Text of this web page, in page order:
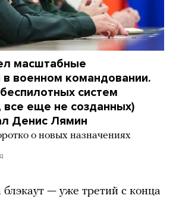
масштабные
в военном командовании.
систем
все еще не созданных)
Денис Лямин
о новых назначениях
блэкаут — уже третий с конца